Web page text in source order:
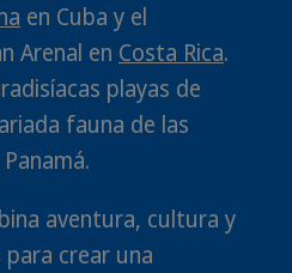
en Cuba y el
Arenal en Costa Rica.
playas de
fauna de las
aventura, cultura y
crear una